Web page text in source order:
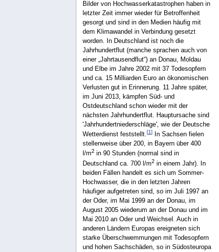
Bilder von Hochwasserkatastrophen haben in
letzter Zeit immer wieder für Betroffenheit
gesorgt und sind in den Medien häufig mit
dem Klimawandel in Verbindung gesetzt
worden. In Deutschland ist noch die
Jahrhundertflut (manche sprachen auch von
einer „Jahrtausendflut“) an Donau, Moldau
und Elbe im Jahre 2002 mit 37 Todesopfern
und ca. 15 Milliarden Euro an ökonomischen
Verlusten gut in Erinnerung. 11 Jahre später,
im Juni 2013, kämpfen Süd- und
Ostdeutschland schon wieder mit der
nächsten Jahrhundertflut. Hauptursache sind
'Jahrhundertniederschläge', wie der Deutsche
Wetterdienst feststellt.[1 ]In Sachsen fielen
stellenweise über 200, in Bayern über 400
l/m2in 90 Stunden (normal sind in
Deutschland ca. 700 l/m2in einem Jahr). In
beiden Fällen handelt es sich um Sommer-
Hochwasser, die in den letzten Jahren
häufiger aufgetreten sind, so im Juli 1997 an
der Oder, im Mai 1999 an der Donau, im
August 2005 wiederum an der Donau und im
Mai 2010 an Oder und Weichsel. Auch in
anderen Ländern Europas ereigneten sich
starke Überschwemmungen mit Todesopfern
und hohen Sachschäden, so in Südosteuropa